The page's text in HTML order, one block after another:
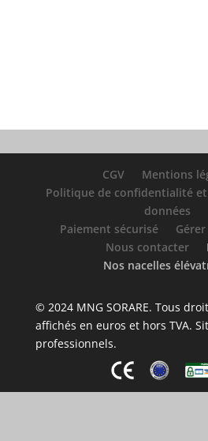
CGV
Mentions
Politique de confidentialité
données
Paiement sécurisé
Nous contacter
Nos nacelles
© 2024 MNG SORARE. Tous
affichés en euros et hors TVA.
professionnels.